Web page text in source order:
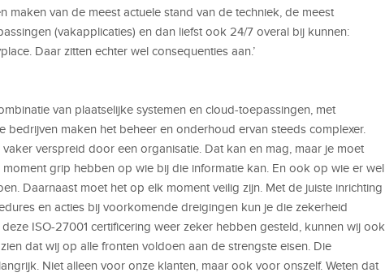
maken van de meest actuele stand van de techniek, de meest
(vakapplicaties) en dan liefst ook 24/7 overal bij kunnen:
Daar zitten echter wel consequenties aan.’
van plaatselijke systemen en cloud-toepassingen, met
bedrijven maken het beheer en onderhoud ervan steeds complexer.
verspreid door een organisatie. Dat kan en mag, maar je moet
grip hebben op wie bij die informatie kan. En ook op wie er wel
Daarnaast moet het op elk moment veilig zijn. Met de juiste inrichting
en acties bij voorkomende dreigingen kun je die zekerheid
ISO-27001 certificering weer zeker hebben gesteld, kunnen wij ook
dat wij op alle fronten voldoen aan de strengste eisen. Die
Niet alleen voor onze klanten, maar ook voor onszelf. Weten dat